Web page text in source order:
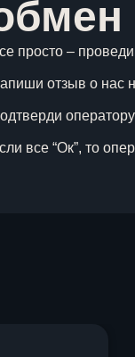
просто –
отзыв о нас
все “Ок”, то